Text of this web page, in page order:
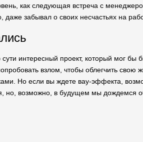
как следующая встреча с
забывал о своих несчастьях на
интересный проект, который мог бы
взлом, чтобы облегчить свою
Но если вы ждете вау-эффекта,
но, возможно, в будущем мы дождемся